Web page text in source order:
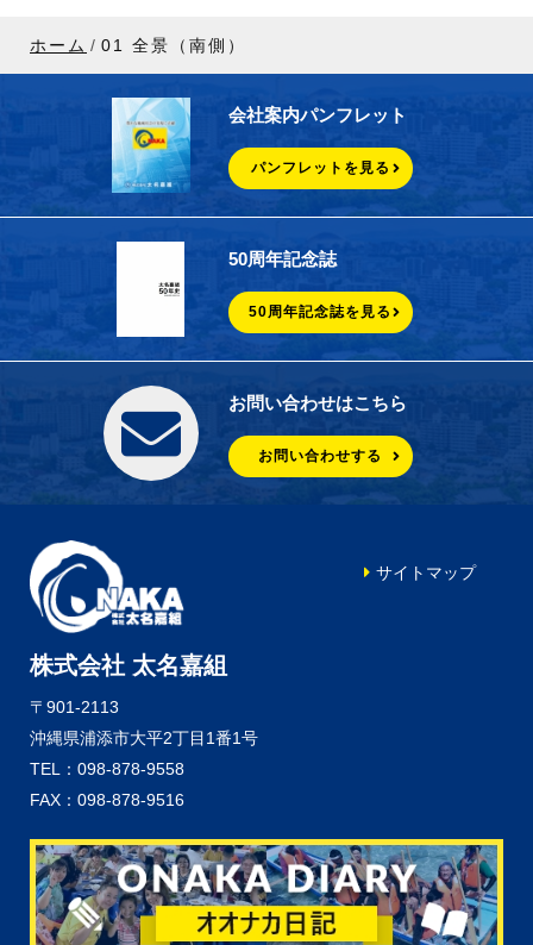
ホーム 01 全景（南側）
会社案内パンフレット
パンフレットを見る
50周年記念誌
50周年記念誌を見る
お問い合わせはこちら
お問い合わせする
株式会社 太名嘉組
〒901-2113
沖縄県浦添市大平2丁目1番1号
TEL：098-878-9558
FAX：098-878-9516
サイトマップ